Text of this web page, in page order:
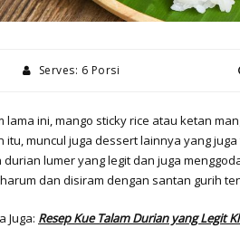
Serves: 6 Porsi
lama ini, mango sticky rice atau ketan
itu, muncul juga dessert lainnya yang
durian lumer yang legit dan juga
dan disiram dengan santan gurih
Juga: Resep Kue Talam Durian yang Legit